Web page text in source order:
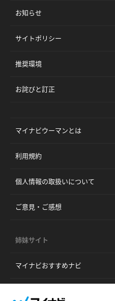
お知らせ
サイトポリシー
推奨環境
お詫びと訂正
マイナビウーマンとは
利用規約
個人情報の取扱いについて
ご意見・ご感想
姉妹サイト
マイナビおすすめナビ